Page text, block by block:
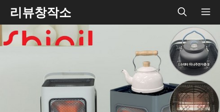
Skip
content
리뷰창작소